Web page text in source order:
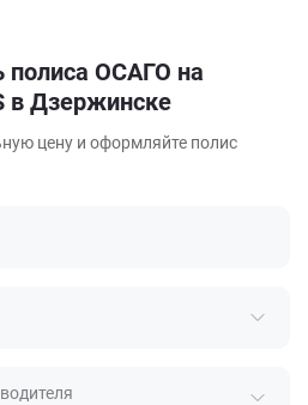
полиса ОСАГО на
в Дзержинске
цену и оформляйте полис